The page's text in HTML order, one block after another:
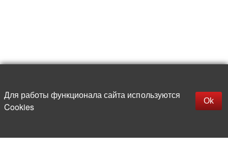
Фильтры
Для работы функционала сайта используются
Cookies
Ok